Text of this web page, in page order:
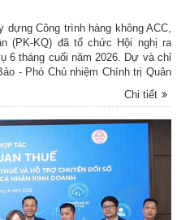
Công trình hàng không ACC,
(PK-KQ) đã tổ chức Hội nghị ra
6 tháng cuối năm 2026. Dự và chỉ
- Phó Chủ nhiệm Chính trị Quân
Chi tiết